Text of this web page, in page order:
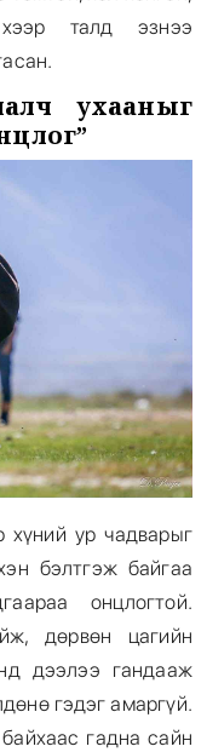
талд эзнээ
ухааныг
хүний ур чадварыг
бэлтгэж байгаа
онцлогтой.
дөрвөн цагийн
дээлээ гандааж
гэдэг амаргүй.
гадна сайн